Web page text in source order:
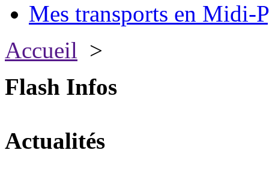
Mes transports en Midi-
Accueil >
Flash Infos
Actualités